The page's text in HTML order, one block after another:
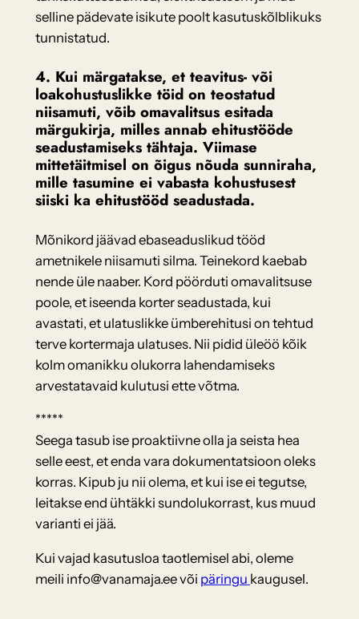
selline pädevate isikute poolt kasutuskõlblikuks
tunnistatud.
4. Kui märgatakse, et teavitus- või
loakohustuslikke töid on teostatud
niisamuti, võib omavalitsus esitada
märgukirja, milles annab ehitustööde
seadustamiseks tähtaja. Viimase
mittetäitmisel on õigus nõuda sunniraha,
mille tasumine ei vabasta kohustusest
siiski ka ehitustööd seadustada.
Mõnikord jäävad ebaseaduslikud tööd
ametnikele niisamuti silma. Teinekord kaebab
nende üle naaber. Kord pöörduti omavalitsuse
poole, et iseenda korter seadustada, kui
avastati, et ulatuslikke ümberehitusi on tehtud
terve kortermaja ulatuses. Nii pidid üleöö kõik
kolm omanikku olukorra lahendamiseks
arvestatavaid kulutusi ette võtma.
*****
Seega tasub ise proaktiivne olla ja seista hea
selle eest, et enda vara dokumentatsioon oleks
korras. Kipub ju nii olema, et kui ise ei tegutse,
leitakse end ühtäkki sundolukorrast, kus muud
varianti ei jää.
Kui vajad kasutusloa taotlemisel abi, oleme
meili info@vanamaja.ee või päringu kaugusel.